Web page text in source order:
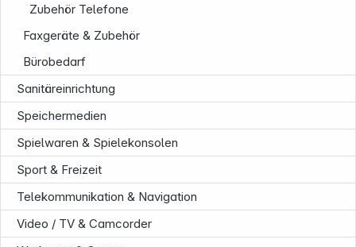
Zubehör Telefone
Faxgeräte & Zubehör
Bürobedarf
Sanitäreinrichtung
Speichermedien
Spielwaren & Spielekonsolen
Sport & Freizeit
Telekommunikation & Navigation
Video / TV & Camcorder
Informationen